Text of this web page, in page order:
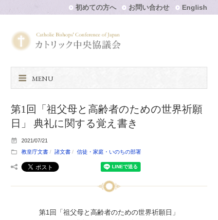
初めての方へ お問い合わせ English
MENU
第1回「祖父母と高齢者のための世界祈願
日」 典礼に関する覚え書き
2021/07/21
教皇庁文書
諸文書 信徒・家庭・いのちの部署
第1回「祖父母と高齢者のための世界祈願日」